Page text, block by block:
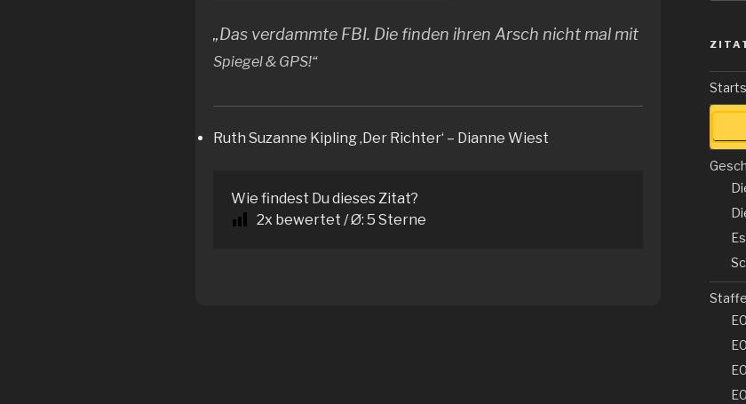
„Das verdammte FBI. Die finden ihren Arsch nicht mal mit
Spiegel& GPS!“
Ruth Suzanne Kipling ‚Der Richter‘ – Dianne Wiest
Wie findest Du dieses Zitat?
2x bewertet / Ø: 5 Sterne